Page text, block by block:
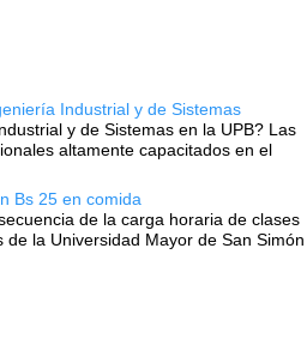
Industrial y de Sistemas
y de Sistemas en la UPB? Las
altamente capacitados en el
Bs 25 en comida
de la carga horaria de clases
la Universidad Mayor de San Simón